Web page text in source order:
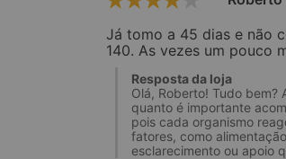
Já tomo a 45 dias e não
140. As vezes um pouco
Resposta da loja
Olá, Roberto! Tudo
quanto é importante
pois cada organismo
fatores, como
esclarecimento ou apoio